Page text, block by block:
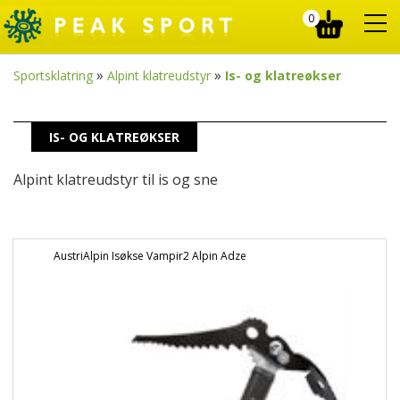
0
Sportsklatring » Alpint klatreudstyr » Is- og klatreøkser
IS- OG KLATREØKSER
Alpint klatreudstyr til is og sne
AustriAlpin Isøkse Vampir2 Alpin Adze